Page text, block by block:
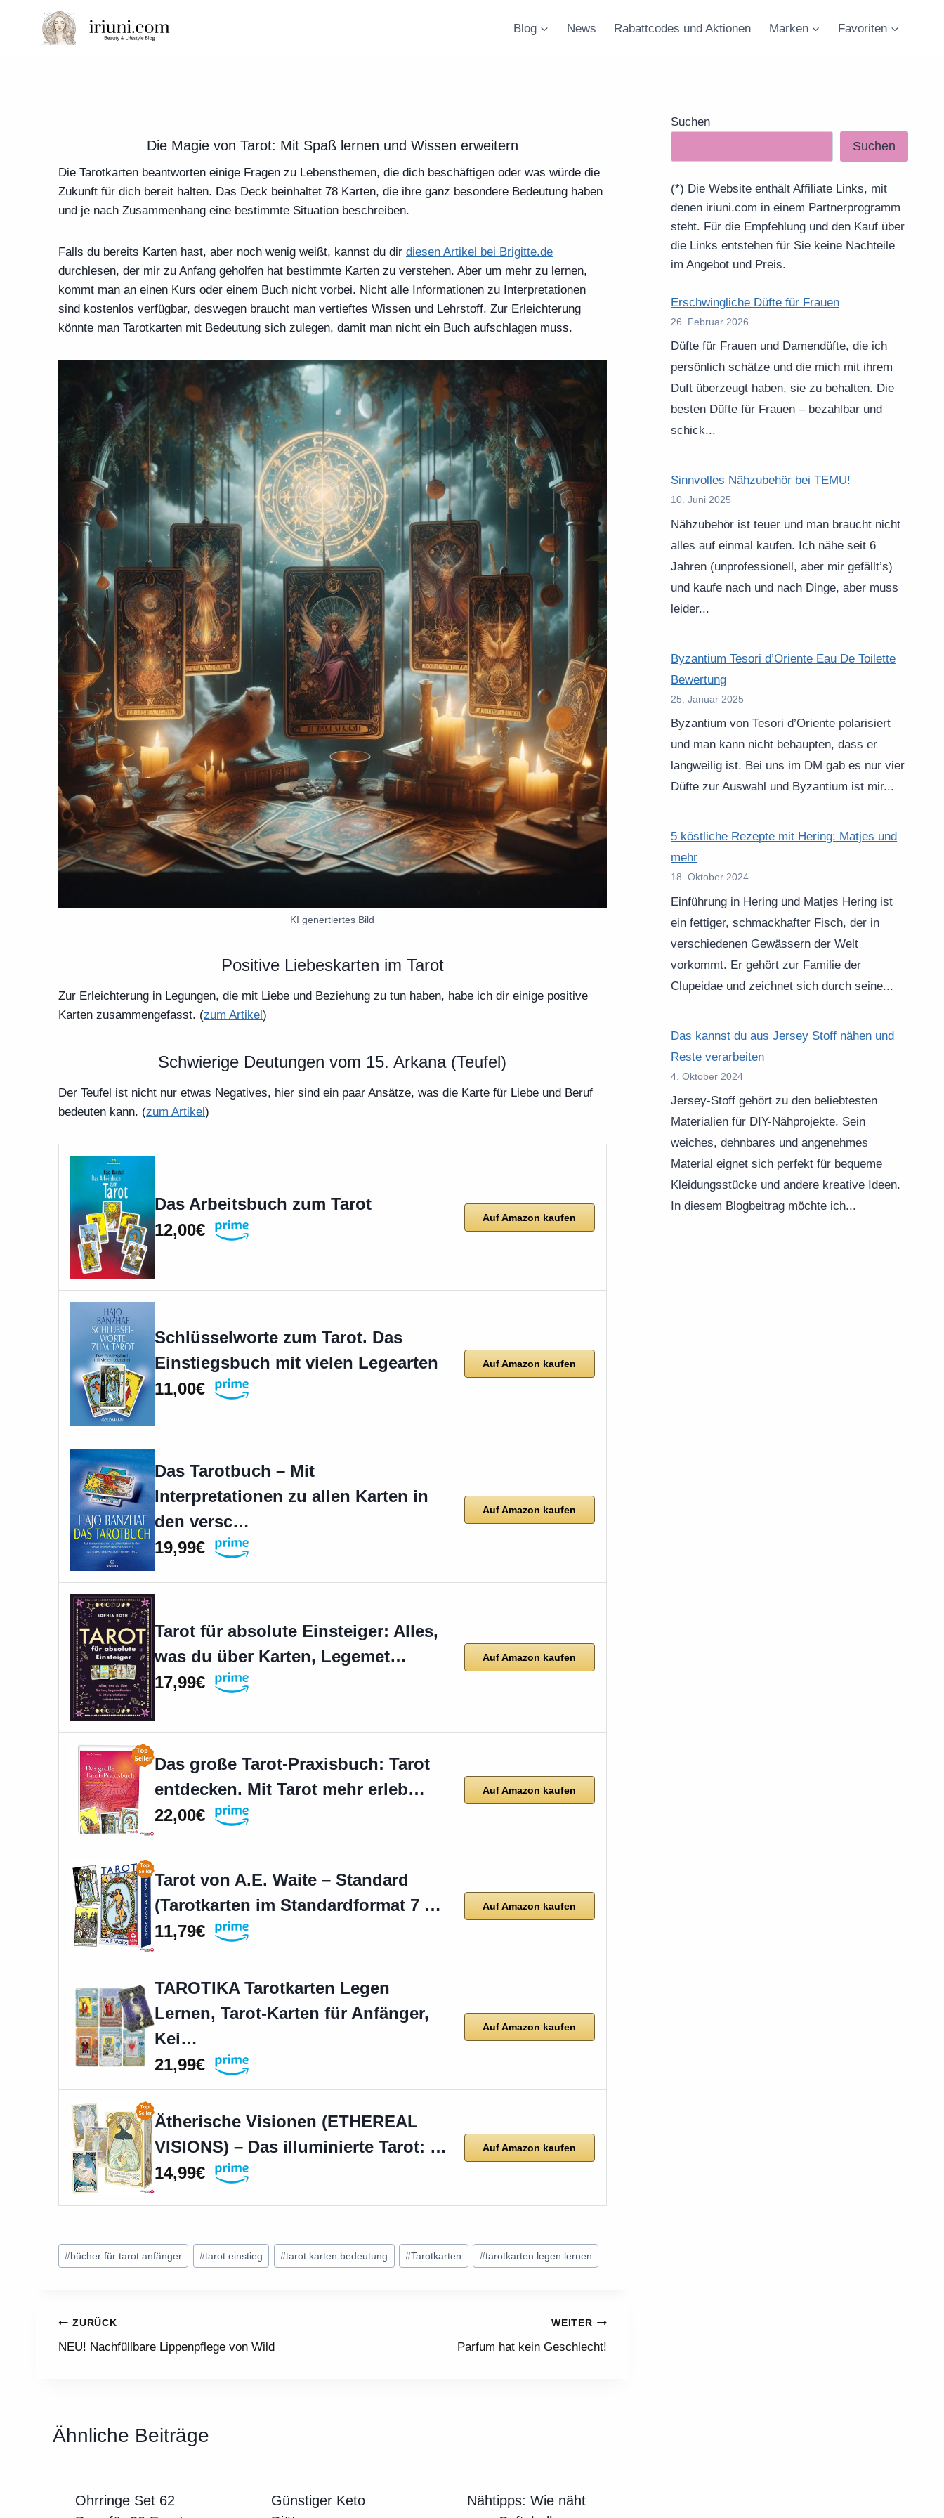
springen
Blog News Rabattcodes und Aktionen Marken Favoriten
Die Magie von Tarot: Mit Spaß lernen und Wissen erweitern
Die Tarotkarten beantworten einige Fragen zu Lebensthemen, die dich beschäftigen oder was würde die
Zukunft für dich bereit halten. Das Deck beinhaltet 78 Karten, die ihre ganz besondere Bedeutung haben
und je nach Zusammenhang eine bestimmte Situation beschreiben.
Falls du bereits Karten hast, aber noch wenig weißt, kannst du dir diesen Artikel bei Brigitte.de
durchlesen, der mir zu Anfang geholfen hat bestimmte Karten zu verstehen. Aber um mehr zu lernen,
kommt man an einen Kurs oder einem Buch nicht vorbei. Nicht alle Informationen zu Interpretationen
sind kostenlos verfügbar, deswegen braucht man vertieftes Wissen und Lehrstoff. Zur Erleichterung
könnte man Tarotkarten mit Bedeutung sich zulegen, damit man nicht ein Buch aufschlagen muss.
KI genertiertes Bild
Positive Liebeskarten im Tarot
Zur Erleichterung in Legungen, die mit Liebe und Beziehung zu tun haben, habe ich dir einige positive
Karten zusammengefasst. (zum Artikel )
Schwierige Deutungen vom 15. Arkana (Teufel)
Der Teufel ist nicht nur etwas Negatives, hier sind ein paar Ansätze, was die Karte für Liebe und Beruf
bedeuten kann. (zum Artikel )
Das Arbeitsbuch zum Tarot
12,00€
Auf Amazon kaufen
Schlüsselworte zum Tarot. Das
Einstiegsbuch mit vielen Legearten
11,00€
Auf Amazon kaufen
Das Tarotbuch – Mit
Interpretationen zu allen Karten in
den versc…
19,99€
Auf Amazon kaufen
Tarot für absolute Einsteiger: Alles,
was du über Karten, Legemet…
17,99€
Auf Amazon kaufen
Das große Tarot-Praxisbuch: Tarot
entdecken. Mit Tarot mehr erleb…
22,00€
Auf Amazon kaufen
Tarot von A.E. Waite – Standard
(Tarotkarten im Standardformat 7 …
11,79€
Auf Amazon kaufen
TAROTIKA Tarotkarten Legen
Lernen, Tarot-Karten für Anfänger,
Kei…
21,99€
Auf Amazon kaufen
Ätherische Visionen (ETHEREAL
VISIONS) – Das illuminierte Tarot: …
14,99€
Auf Amazon kaufen
Schlagworte:
#bücher für tarot anfänger #tarot einstieg #tarot karten bedeutung #Tarotkarten #tarotkarten legen lernen
Beitragsnavigation
ZURÜCK
NEU! Nachfüllbare Lippenpflege von Wild
WEITER
Parfum hat kein Geschlecht!
Ähnliche Beiträge
Ohrringe Set 62
Günstiger Keto
Nähtipps: Wie näht
Suchen
Suchen
(*) Die Website enthält Affiliate Links, mit
denen iriuni.com in einem Partnerprogramm
steht. Für die Empfehlung und den Kauf über
die Links entstehen für Sie keine Nachteile
im Angebot und Preis.
Erschwingliche Düfte für Frauen
26. Februar 2026
Düfte für Frauen und Damendüfte, die ich
persönlich schätze und die mich mit ihrem
Duft überzeugt haben, sie zu behalten. Die
besten Düfte für Frauen – bezahlbar und
schick...
Sinnvolles Nähzubehör bei TEMU!
10. Juni 2025
Nähzubehör ist teuer und man braucht nicht
alles auf einmal kaufen. Ich nähe seit 6
Jahren (unprofessionell, aber mir gefällt’s)
und kaufe nach und nach Dinge, aber muss
leider...
Byzantium Tesori d’Oriente Eau De Toilette
Bewertung
25. Januar 2025
Byzantium von Tesori d’Oriente polarisiert
und man kann nicht behaupten, dass er
langweilig ist. Bei uns im DM gab es nur vier
Düfte zur Auswahl und Byzantium ist mir...
5 köstliche Rezepte mit Hering: Matjes und
mehr
18. Oktober 2024
Einführung in Hering und Matjes Hering ist
ein fettiger, schmackhafter Fisch, der in
verschiedenen Gewässern der Welt
vorkommt. Er gehört zur Familie der
Clupeidae und zeichnet sich durch seine...
Das kannst du aus Jersey Stoff nähen und
Reste verarbeiten
4. Oktober 2024
Jersey-Stoff gehört zu den beliebtesten
Materialien für DIY-Nähprojekte. Sein
weiches, dehnbares und angenehmes
Material eignet sich perfekt für bequeme
Kleidungsstücke und andere kreative Ideen.
In diesem Blogbeitrag möchte ich...